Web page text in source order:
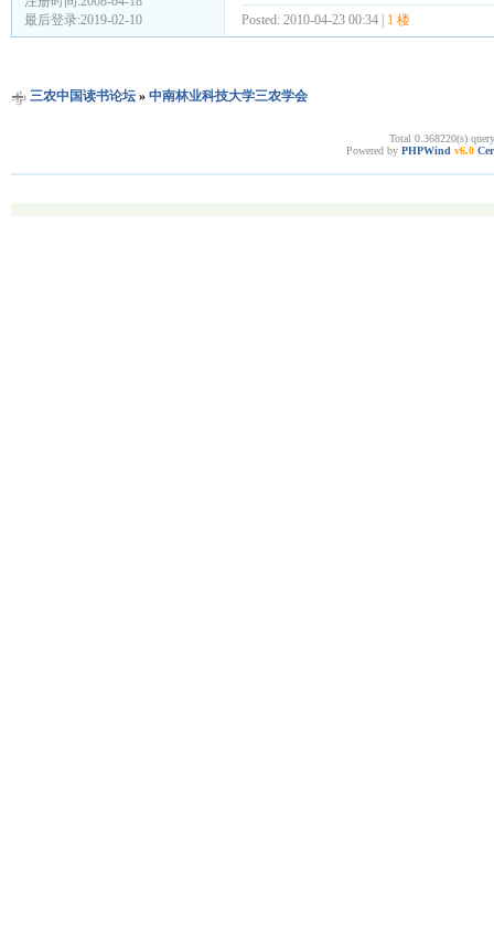
最后登录:2019-02-10
Posted: 2010-04-23 00:34 | 1 楼
三农中国读书论坛» 中南林业科技大学三农学会
Total 0.368220(s)
Powered by PHPWind v6.0